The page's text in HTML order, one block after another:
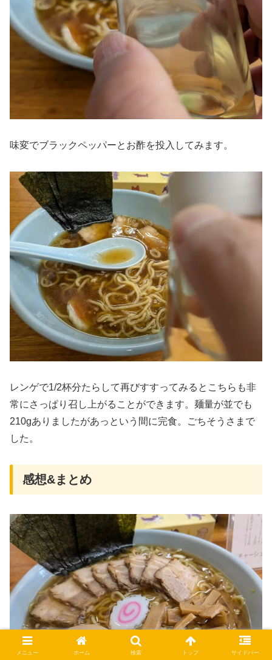
味変でブラックペッパーとお酢を投入してみます。
レンゲで1/2杯分たらして再びすすってみるとこちらも非
常にさっぱり召し上がることができます。麺量が並でも
210gありましたがあっという間に完食。ごちそうさまで
した。
感想&まとめ
メニュー ホーム 検索 トップ サイドバー